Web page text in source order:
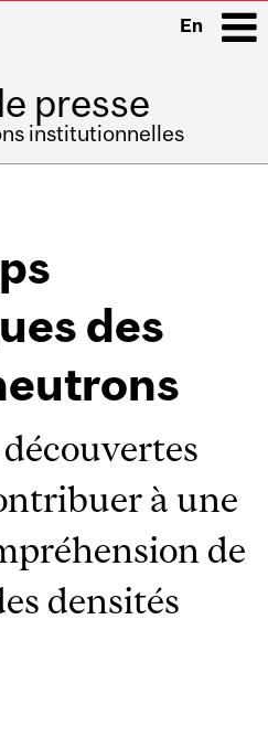
En
presse
institutionnelles
des
à une
de
densités